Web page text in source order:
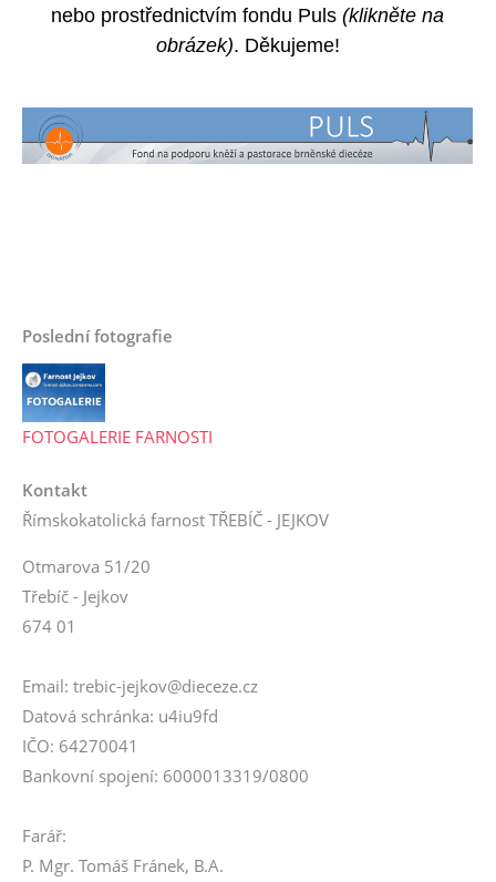
nebo prostřednictvím fondu Puls (klikněte na
obrázek). Děkujeme!
Poslední fotografie
FOTOGALERIE FARNOSTI
Kontakt
Římskokatolická farnost TŘEBÍČ - JEJKOV
Otmarova 51/20
Třebíč - Jejkov
674 01
Email: trebic-jejkov@dieceze.cz
Datová schránka: u4iu9fd
IČO: 64270041
Bankovní spojení: 6000013319/0800
Farář:
P. Mgr. Tomáš Fránek, B.A.